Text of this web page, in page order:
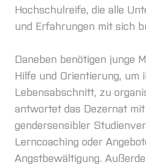
Hochschulreife, die alle
und Erfahrungen mit sich
Daneben benötigen junge
Hilfe und Orientierung, um
Lebensabschnitt, zu
antwortet das Dezernat
gendersensibler
Lerncoaching oder
Angstbewältigung.